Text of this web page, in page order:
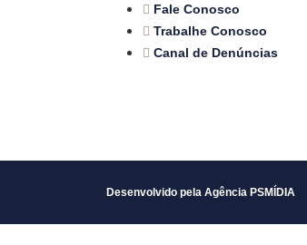
Fale Conosco
Trabalhe Conosco
Canal de Denúncias
Desenvolvido pela Agência PSMÍDIA